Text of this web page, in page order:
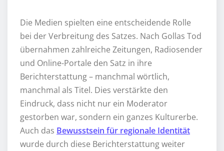
Die Medien spielten eine entscheidende Rolle
bei der Verbreitung des Satzes. Nach Gollas Tod
übernahmen zahlreiche Zeitungen, Radiosender
und Online-Portale den Satz in ihre
Berichterstattung – manchmal wörtlich,
manchmal als Titel. Dies verstärkte den
Eindruck, dass nicht nur ein Moderator
gestorben war, sondern ein ganzes Kulturerbe.
Auch das Bewusstsein für regionale Identität
wurde durch diese Berichterstattung weiter